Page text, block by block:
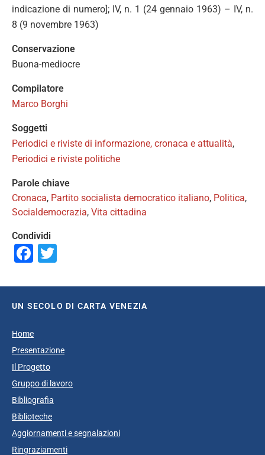
indicazione di numero]; IV, n. 1 (24 gennaio 1963) – IV, n.
8 (9 novembre 1963)
Conservazione
Buona-mediocre
Compilatore
Marco Borghi
Soggetti
Periodici e riviste di informazione, cronaca e attualità,
Periodici e riviste politiche
Parole chiave
Cronaca, Partito socialista democratico italiano, Politica,
Socialdemocrazia, Vita cittadina
Condividi
Facebook
UN SECOLO DI CARTA VENEZIA
Home
Presentazione
Il Progetto
Gruppo di lavoro
Bibliografia
Biblioteche
Aggiornamenti e segnalazioni
Ringraziamenti